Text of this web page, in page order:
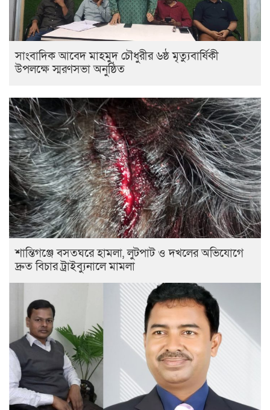
সাংবাদিক আবেদ মাহমুদ চৌধুরীর ৬ষ্ঠ মৃত্যুবার্ষিকী
উপলক্ষে স্মরণসভা অনুষ্ঠিত
শান্তিগঞ্জে বসতঘরে হামলা, লুটপাট ও দখলের অভিযোগে
দ্রুত বিচার ট্রাইব্যুনালে মামলা